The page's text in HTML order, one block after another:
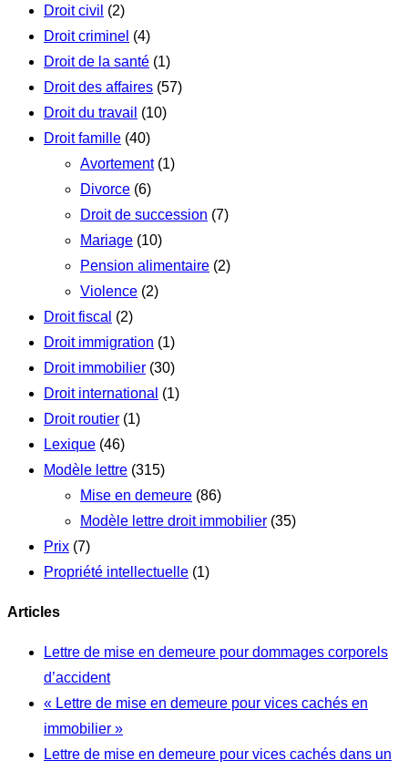
Droit civil (2)
Droit criminel (4)
Droit de la santé (1)
Droit des affaires (57)
Droit du travail (10)
Droit famille (40)
Avortement(1)
Divorce (6)
Droit de succession (7)
Mariage (10)
Pension alimentaire (2)
Violence (2)
Droit fiscal (2)
Droit immigration (1)
Droit immobilier (30)
Droit international (1)
Droit routier (1)
Lexique (46)
Modèle lettre (315)
Mise en demeure (86)
Modèle lettre droit immobilier (35)
Prix (7)
Propriété intellectuelle (1)
Articles
Lettre de mise en demeure pour dommages corporels
d’accident
« Lettre de mise en demeure pour vices cachés en
immobilier »
Lettre de mise en demeure pour vices cachés dans un